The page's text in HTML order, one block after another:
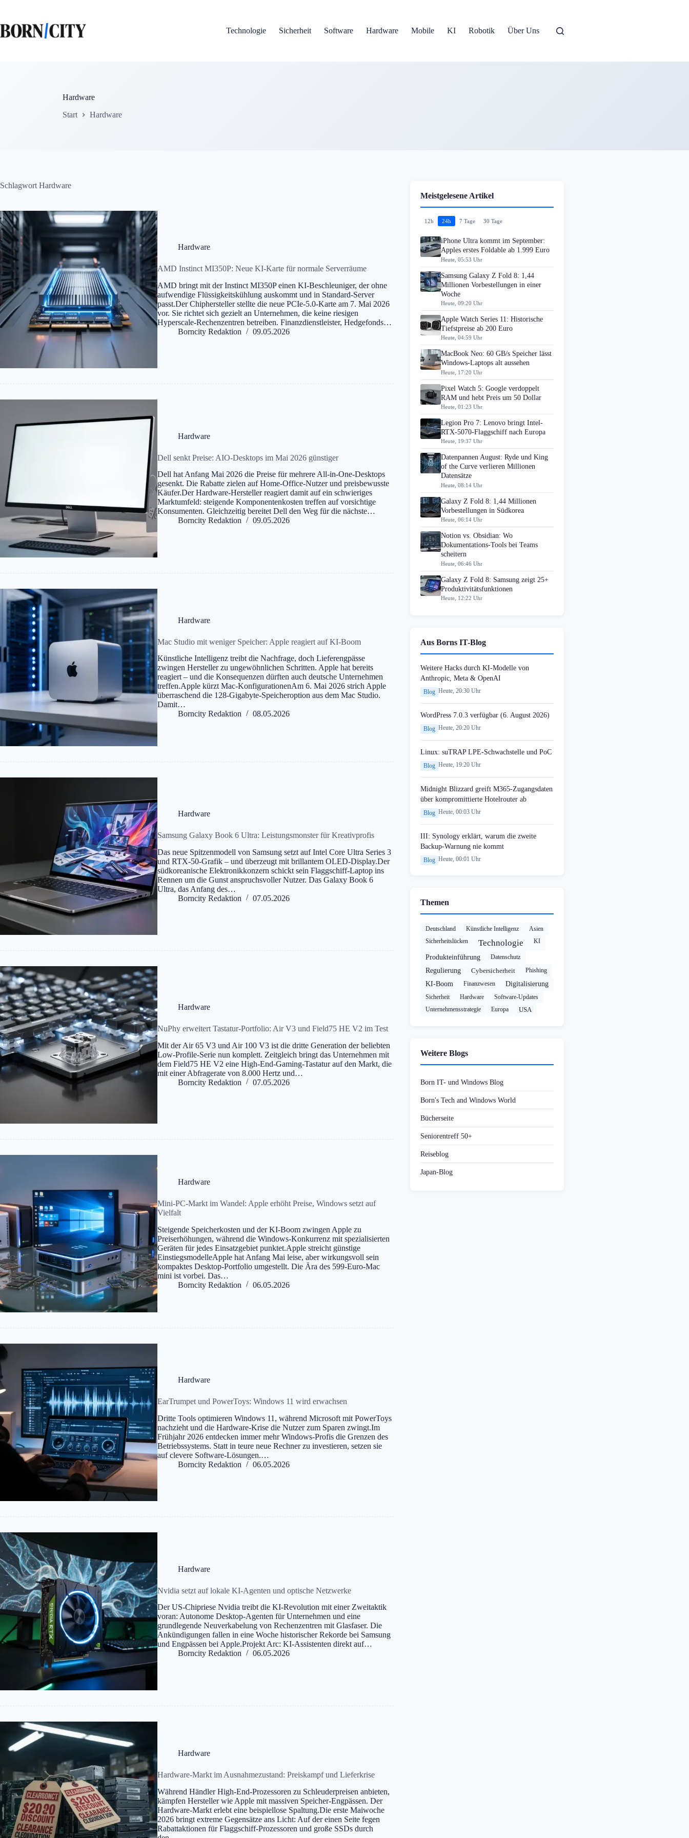
springen
Technologie
Sicherheit Software Hardware Mobile KI Robotik Über Uns
Hardware
Start Hardware
Schlagwort Hardware
Hardware
AMD Instinct MI350P: Neue KI-Karte für normale Serverräume
AMD bringt mit der Instinct MI350P einen KI-Beschleuniger, der ohne
aufwendige Flüssigkeitskühlung auskommt und in Standard-Server
passt.Der Chiphersteller stellte die neue PCIe-5.0-Karte am 7. Mai 2026
vor. Sie richtet sich gezielt an Unternehmen, die keine riesigen
Hyperscale-Rechenzentren betreiben. Finanzdienstleister, Hedgefonds…
Borncity Redaktion
09.05.2026
Hardware
Dell senkt Preise: AIO-Desktops im Mai 2026 günstiger
Dell hat Anfang Mai 2026 die Preise für mehrere All-in-One-Desktops
gesenkt. Die Rabatte zielen auf Home-Office-Nutzer und preisbewusste
Käufer.Der Hardware-Hersteller reagiert damit auf ein schwieriges
Marktumfeld: steigende Komponentenkosten treffen auf vorsichtige
Konsumenten. Gleichzeitig bereitet Dell den Weg für die nächste…
Borncity Redaktion
09.05.2026
Hardware
Mac Studio mit weniger Speicher: Apple reagiert auf KI-Boom
Künstliche Intelligenz treibt die Nachfrage, doch Lieferengpässe
zwingen Hersteller zu ungewöhnlichen Schritten. Apple hat bereits
reagiert – und die Konsequenzen dürften auch deutsche Unternehmen
treffen.Apple kürzt Mac-KonfigurationenAm 6. Mai 2026 strich Apple
überraschend die 128-Gigabyte-Speicheroption aus dem Mac Studio.
Damit…
Borncity Redaktion
08.05.2026
Hardware
Samsung Galaxy Book 6 Ultra: Leistungsmonster für Kreativprofis
Das neue Spitzenmodell von Samsung setzt auf Intel Core Ultra Series 3
und RTX-50-Grafik – und überzeugt mit brillantem OLED-Display.Der
südkoreanische Elektronikkonzern schickt sein Flaggschiff-Laptop ins
Rennen um die Gunst anspruchsvoller Nutzer. Das Galaxy Book 6
Ultra, das Anfang des…
Borncity Redaktion
07.05.2026
Hardware
NuPhy erweitert Tastatur-Portfolio: Air V3 und Field75 HE V2 im Test
Mit der Air 65 V3 und Air 100 V3 ist die dritte Generation der beliebten
Low-Profile-Serie nun komplett. Zeitgleich bringt das Unternehmen mit
dem Field75 HE V2 eine High-End-Gaming-Tastatur auf den Markt, die
mit einer Abfragerate von 8.000 Hertz und…
Borncity Redaktion
07.05.2026
Hardware
Mini-PC-Markt im Wandel: Apple erhöht Preise, Windows setzt auf
Vielfalt
Steigende Speicherkosten und der KI-Boom zwingen Apple zu
Preiserhöhungen, während die Windows-Konkurrenz mit spezialisierten
Geräten für jedes Einsatzgebiet punktet.Apple streicht günstige
EinstiegsmodelleApple hat Anfang Mai leise, aber wirkungsvoll sein
kompaktes Desktop-Portfolio umgestellt. Die Ära des 599-Euro-Mac
mini ist vorbei. Das…
Borncity Redaktion
06.05.2026
Hardware
EarTrumpet und PowerToys: Windows 11 wird erwachsen
Dritte Tools optimieren Windows 11, während Microsoft mit PowerToys
nachzieht und die Hardware-Krise die Nutzer zum Sparen zwingt.Im
Frühjahr 2026 entdecken immer mehr Windows-Profis die Grenzen des
Betriebssystems. Statt in teure neue Rechner zu investieren, setzen sie
auf clevere Software-Lösungen.…
Borncity Redaktion
06.05.2026
Hardware
Nvidia setzt auf lokale KI-Agenten und optische Netzwerke
Der US-Chipriese Nvidia treibt die KI-Revolution mit einer Zweitaktik
voran: Autonome Desktop-Agenten für Unternehmen und eine
grundlegende Neuverkabelung von Rechenzentren mit Glasfaser. Die
Ankündigungen fallen in eine Woche historischer Rekorde bei Samsung
und Engpässen bei Apple.Projekt Arc: KI-Assistenten direkt auf…
Borncity Redaktion
06.05.2026
Hardware
Hardware-Markt im Ausnahmezustand: Preiskampf und Lieferkrise
Während Händler High-End-Prozessoren zu Schleuderpreisen anbieten,
kämpfen Hersteller wie Apple mit massiven Speicher-Engpässen. Der
Hardware-Markt erlebt eine beispiellose Spaltung.Die erste Maiwoche
2026 bringt extreme Gegensätze ans Licht: Auf der einen Seite fegen
Rabattaktionen für Flaggschiff-Prozessoren und große SSDs durch
Meistgelesene Artikel
12h 24h 7 Tage 30 Tage
iPhone Ultra kommt im September:
Apples erstes Foldable ab 1.999 Euro
Heute, 05:53 Uhr
Samsung Galaxy Z Fold 8: 1,44
Millionen Vorbestellungen in einer
Woche
Heute, 09:20 Uhr
Apple Watch Series 11: Historische
Tiefstpreise ab 200 Euro
Heute, 04:59 Uhr
MacBook Neo: 60 GB/s Speicher lässt
Windows-Laptops alt aussehen
Heute, 17:20 Uhr
Pixel Watch 5: Google verdoppelt
RAM und hebt Preis um 50 Dollar
Heute, 01:23 Uhr
Legion Pro 7: Lenovo bringt Intel-
RTX-5070-Flaggschiff nach Europa
Heute, 19:37 Uhr
Datenpannen August: Ryde und King
of the Curve verlieren Millionen
Datensätze
Heute, 08:14 Uhr
Galaxy Z Fold 8: 1,44 Millionen
Vorbestellungen in Südkorea
Heute, 06:14 Uhr
Notion vs. Obsidian: Wo
Dokumentations-Tools bei Teams
scheitern
Heute, 06:46 Uhr
Galaxy Z Fold 8: Samsung zeigt 25+
Produktivitätsfunktionen
Heute, 12:22 Uhr
Aus Borns IT-Blog
Weitere Hacks durch KI-Modelle von
Anthropic, Meta & OpenAI
Blog Heute, 20:30 Uhr
WordPress 7.0.3 verfügbar (6. August 2026)
Blog Heute, 20:20 Uhr
Linux: suTRAP LPE-Schwachstelle und PoC
Blog Heute, 19:20 Uhr
Midnight Blizzard greift M365-Zugangsdaten
über kompromittierte Hotelrouter ab
Blog Heute, 00:03 Uhr
III: Synology erklärt, warum die zweite
Backup-Warnung nie kommt
Blog Heute, 00:01 Uhr
Themen
Deutschland Künstliche Intelligenz
Asien
Sicherheitslücken
Technologie KI
Produkteinführung Datenschutz
Regulierung Cybersicherheit Phishing
KI-Boom Finanzwesen Digitalisierung
Sicherheit Hardware
Software-Updates
Unternehmensstrategie
Europa USA
Weitere Blogs
Born IT- und Windows Blog
Born's Tech and Windows World
Bücherseite
Seniorentreff 50+
Reiseblog
Japan-Blog